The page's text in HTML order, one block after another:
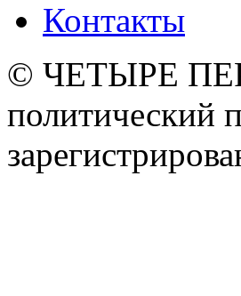
Контакты
© ЧЕТЫРЕ
политический